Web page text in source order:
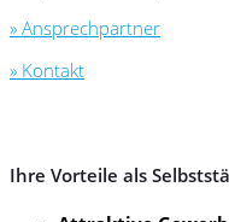
» Ansprechpartner
» Kontakt
Ihre Vorteile als